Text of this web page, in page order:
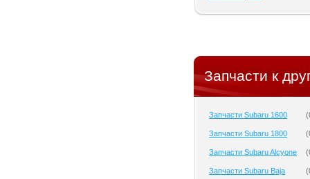
Запчасти к
Запчасти Subaru 1600 (
Запчасти Subaru 1800 (
Запчасти Subaru Alcyone (
Запчасти Subaru Baja (